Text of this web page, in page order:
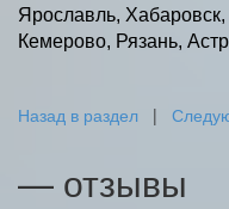
Ярославль,
Кемерово, Рязань,
Назад в раздел |
— отзывы